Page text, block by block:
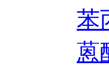
苯
蒽